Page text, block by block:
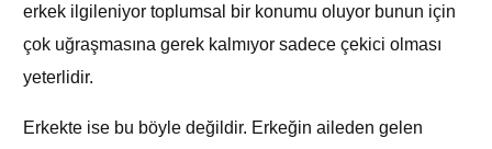
erkek ilgileniyor toplumsal bir konumu oluyor bunun için
çok uğraşmasına gerek kalmıyor sadece çekici olması
yeterlidir.
Erkekte ise bu böyle değildir. Erkeğin aileden gelen